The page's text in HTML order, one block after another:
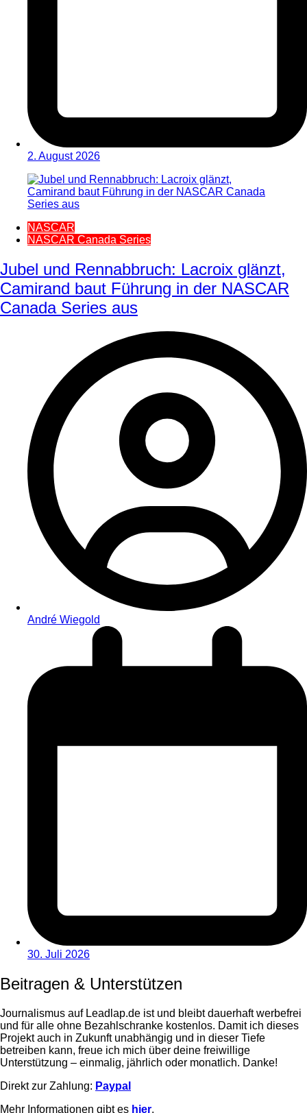
2. August 2026
NASCAR
NASCAR Canada Series
Jubel und Rennabbruch: Lacroix glänzt,
Camirand baut Führung in der NASCAR
Canada Series aus
André Wiegold
30. Juli 2026
Beitragen & Unterstützen
Journalismus auf Leadlap.de ist und bleibt dauerhaft werbefrei
und für alle ohne Bezahlschranke kostenlos. Damit ich dieses
Projekt auch in Zukunft unabhängig und in dieser Tiefe
betreiben kann, freue ich mich über deine freiwillige
Unterstützung – einmalig, jährlich oder monatlich. Danke!
Direkt zur Zahlung: Paypal
Mehr Informationen gibt es hier.